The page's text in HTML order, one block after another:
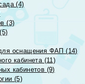
(4)
(3)
оснащения ФАП (14)
кабинета (11)
кабинетов (9)
(5)